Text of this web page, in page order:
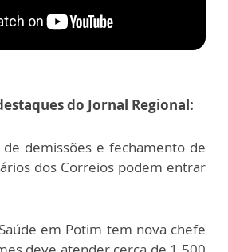
do Jornal Regional:
demissões e fechamento de
dos Correios podem entrar
em Potim tem nova chefe